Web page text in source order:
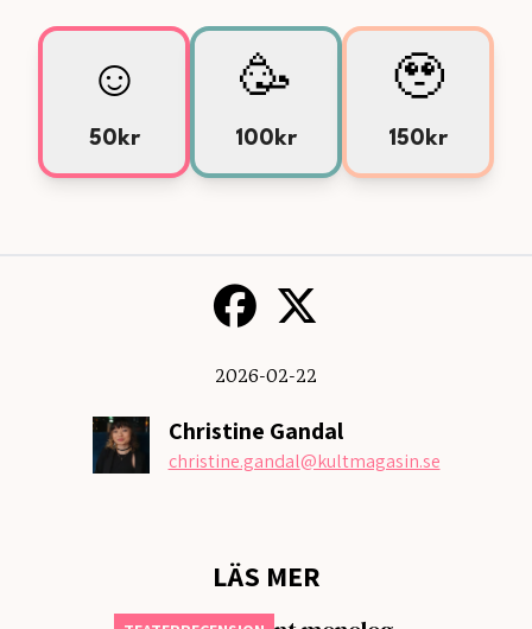
☺️
50kr
🥳
100kr
🥹
150kr
2026-02-22
Christine Gandal
christine.gandal@kultmagasin.se
LÄS MER